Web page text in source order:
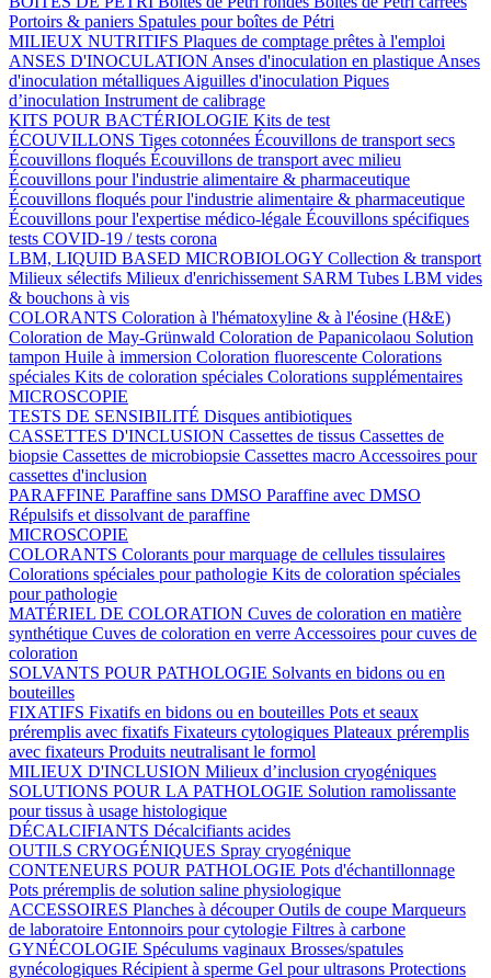
Portoirs & paniers Spatules pour boîtes de Pétri
MILIEUX NUTRITIFS Plaques de comptage prêtes à l'emploi
ANSES D'INOCULATION Anses d'inoculation en plastique Anses
d'inoculation métalliques Aiguilles d'inoculation Piques
d’inoculation Instrument de calibrage
KITS POUR BACTÉRIOLOGIE Kits de test
ÉCOUVILLONS Tiges cotonnées Écouvillons de transport secs
Écouvillons floqués Écouvillons de transport avec milieu
Écouvillons pour l'industrie alimentaire & pharmaceutique
Écouvillons floqués pour l'industrie alimentaire & pharmaceutique
Écouvillons pour l'expertise médico-légale Écouvillons spécifiques
tests COVID-19 / tests corona
LBM, LIQUID BASED MICROBIOLOGY Collection & transport
Milieux sélectifs Milieux d'enrichissement SARM Tubes LBM vides
& bouchons à vis
COLORANTS Coloration à l'hématoxyline & à l'éosine (H&E)
Coloration de May-Grünwald Coloration de Papanicolaou Solution
tampon Huile à immersion Coloration fluorescente Colorations
spéciales Kits de coloration spéciales Colorations supplémentaires
MICROSCOPIE
TESTS DE SENSIBILITÉ Disques antibiotiques
CASSETTES D'INCLUSION Cassettes de tissus Cassettes de
biopsie Cassettes de microbiopsie Cassettes macro Accessoires pour
cassettes d'inclusion
PARAFFINE Paraffine sans DMSO Paraffine avec DMSO
Répulsifs et dissolvant de paraffine
MICROSCOPIE
COLORANTS Colorants pour marquage de cellules tissulaires
Colorations spéciales pour pathologie Kits de coloration spéciales
pour pathologie
MATÉRIEL DE COLORATION Cuves de coloration en matière
synthétique Cuves de coloration en verre Accessoires pour cuves de
coloration
SOLVANTS POUR PATHOLOGIE Solvants en bidons ou en
bouteilles
FIXATIFS Fixatifs en bidons ou en bouteilles Pots et seaux
préremplis avec fixatifs Fixateurs cytologiques Plateaux préremplis
avec fixateurs Produits neutralisant le formol
MILIEUX D'INCLUSION Milieux d’inclusion cryogéniques
SOLUTIONS POUR LA PATHOLOGIE Solution ramolissante
pour tissus à usage histologique
DÉCALCIFIANTS Décalcifiants acides
OUTILS CRYOGÉNIQUES Spray cryogénique
CONTENEURS POUR PATHOLOGIE Pots d'échantillonnage
Pots préremplis de solution saline physiologique
ACCESSOIRES Planches à découperOutils de coupe Marqueurs
de laboratoire Entonnoirs pour cytologie Filtres à carbone
GYNÉCOLOGIE Spéculums vaginaux Brosses/spatules
gynécologiques Récipient à sperme Gel pour ultrasons Protections